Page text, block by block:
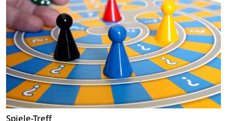
Spiele-Treff